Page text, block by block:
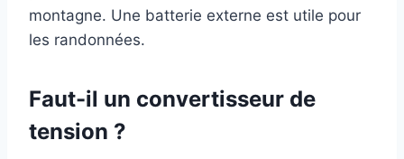
montagne. Une batterie externe est utile pour
les randonnées.
Faut-il un convertisseur de
tension ?